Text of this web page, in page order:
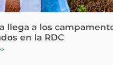
llega a los
en la RDC